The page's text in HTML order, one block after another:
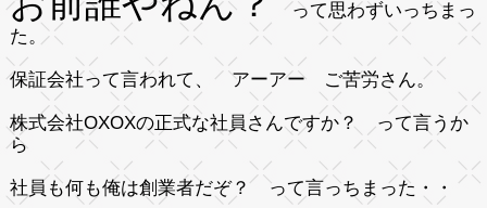
って思わずいっちまっ
た。
保証会社って言われて、 アーアー ご苦労さん。
株式会社OXOXの正式な社員さんですか？ って言うか
ら
社員も何も俺は創業者だぞ？ って言っちまった・・